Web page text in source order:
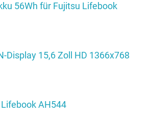
56Wh für Fujitsu Lifebook
Display 15,6 Zoll HD 1366x768
AH544